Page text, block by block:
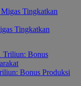
Tingkatkan
Bonus Produksi